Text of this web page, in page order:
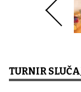
TURNIR